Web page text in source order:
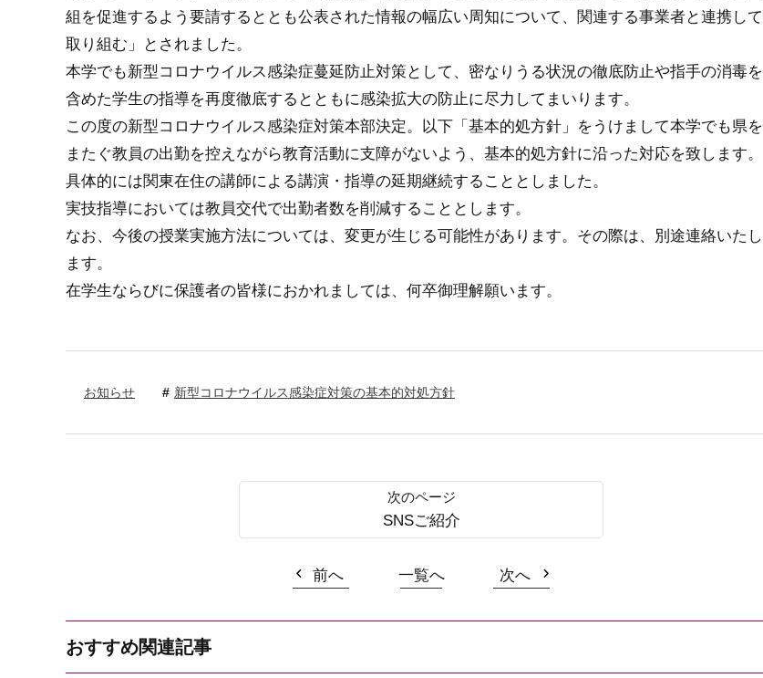
組を促進するよう要請するととも公表された情報の幅広い周知について、関連する事業者と連携して
取り組む」とされました。
本学でも新型コロナウイルス感染症蔓延防止対策として、密なりうる状況の徹底防止や指手の消毒を
含めた学生の指導を再度徹底するとともに感染拡大の防止に尽力してまいります。
この度の新型コロナウイルス感染症対策本部決定。以下「基本的処方針」をうけまして本学でも県を
またぐ教員の出勤を控えながら教育活動に支障がないよう、基本的処方針に沿った対応を致します。
具体的には関東在住の講師による講演・指導の延期継続することとしました。
実技指導においては教員交代で出勤者数を削減することとします。
なお、今後の授業実施方法については、変更が生じる可能性があります。その際は、別途連絡いたし
ます。
在学生ならびに保護者の皆様におかれましては、何卒御理解願います。
お知らせ 新型コロナウイルス感染症対策の基本的対処方針
SNSご紹介
前へ 一覧へ 次へ
おすすめ関連記事